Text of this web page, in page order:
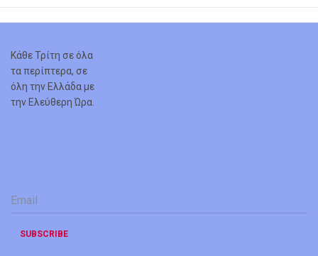
Κάθε Τρίτη σε όλα
τα περίπτερα, σε
όλη την Ελλάδα με
την Ελεύθερη Ώρα.
Email
*
SUBSCRIBE